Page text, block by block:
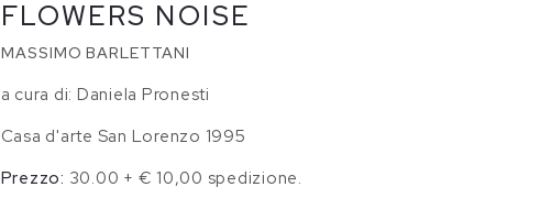
FLOWERS NOISE
MASSIMO BARLETTANI
a cura di: Daniela Pronesti
Casa d'arte San Lorenzo 1995
Prezzo: 30.00 + € 10,00 spedizione.